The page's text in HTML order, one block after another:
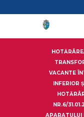
VACANTE
INFERIOR
NR.6/
APARATULUI